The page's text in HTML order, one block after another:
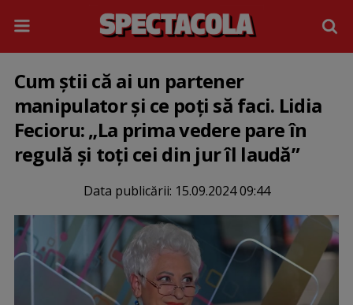
Cum știi că ai un partener
manipulator și ce poți să faci. Lidia
Fecioru: „La prima vedere pare în
regulă și toți cei din jur îl laudă”
Data publicării: 15.09.2024 09:44